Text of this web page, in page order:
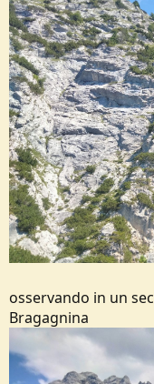
osservando in un
Bragagnina